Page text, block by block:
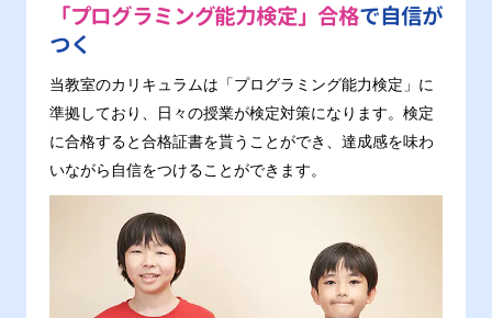
「プログラミング能力検定」合格で自信が
つく
当教室のカリキュラムは「プログラミング能力検定」に
準拠しており、日々の授業が検定対策になります。検定
に合格すると合格証書を貰うことができ、達成感を味わ
いながら自信をつけることができます。